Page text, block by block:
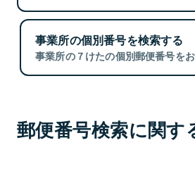
事業所の個別番号を検索する
事業所の７けたの個別郵便番号をお
郵便番号検索に関す